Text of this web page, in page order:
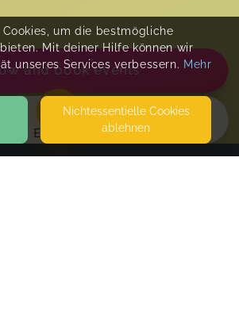
EVENTS
and book events
um die bestmögliche
Mit deiner Hilfe können wir
unseres Services verbessern. Mehr
Nicht­essentielle Cookies
ablehnen